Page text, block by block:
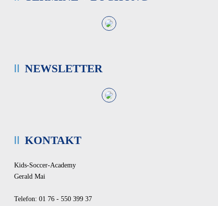
NEWSLETTER
KONTAKT
Kids-Soccer-Academy
Gerald Mai
Telefon: 01 76 - 550 399 37